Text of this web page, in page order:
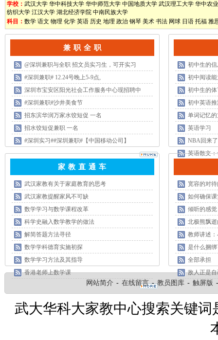
学校： 武汉大学 华中科技大学 华中师范大学 中国地质大学 武汉理工大学 华中农
纺织大学 江汉大学 湖北经济学院 中南民族大学
科目： 数学 语文 物理 化学 英语 历史 地理 政治 钢琴 美术 书法 网球 日语 托福 雅
兼 职 全 职
@深圳兼职与全职 招文员实习生，可开实习
#深圳兼职# 12.24号晚上5-9点,
深圳市宝安区阳光社会工作服务中心现招聘中
#深圳兼职#沙井美食节
招东滨华润万家水饺短促 一名
招水饺短促兼职 一名
#深圳实习##深圳兼职#【中国移动公司】
初中生的
初中阅读
初中生的
初中英语
单词记忆
英语学习
NBA回来
英语散文
家 教 直 通 车
武汉家教有关于家庭教育的思考
武汉家教提醒家风不可缺
数学学习与数学课程改革
科学史融入数学教学的做法
解简答题方法寻径
数学学科德育实施初探
数学学习方法及其指导
香港老师上数学课
宽容的对
如何确保
倾听的感觉
北极熊飘
教师讲述：
是什么捆
全部承担
敌人正是自
网站简介 - 在线留言-教员图库 - 触屏版
武大华科大家教中心搜索关键